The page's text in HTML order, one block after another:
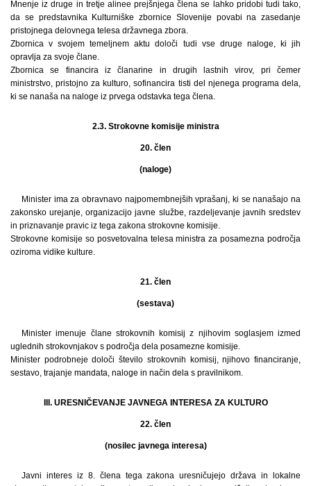
Mnenje iz druge in tretje alinee prejšnjega člena se lahko pridobi tudi tako,
da se predstavnika Kulturniške zbornice Slovenije povabi na zasedanje
pristojnega delovnega telesa državnega zbora.
Zbornica v svojem temeljnem aktu določi tudi vse druge naloge, ki jih
opravlja za svoje člane.
Zbornica se financira iz članarine in drugih lastnih virov, pri čemer
ministrstvo, pristojno za kulturo, sofinancira tisti del njenega programa dela,
ki se nanaša na naloge iz prvega odstavka tega člena.
2.3. Strokovne komisije ministra
20. člen
(naloge)
Minister ima za obravnavo najpomembnejših vprašanj, ki se nanašajo na
zakonsko urejanje, organizacijo javne službe, razdeljevanje javnih sredstev
in priznavanje pravic iz tega zakona strokovne komisije.
Strokovne komisije so posvetovalna telesa ministra za posamezna področja
oziroma vidike kulture.
21. člen
(sestava)
Minister imenuje člane strokovnih komisij z njihovim soglasjem izmed
uglednih strokovnjakov s področja dela posamezne komisije.
Minister podrobneje določi število strokovnih komisij, njihovo financiranje,
sestavo, trajanje mandata, naloge in način dela s pravilnikom.
III. URESNIČEVANJE JAVNEGA INTERESA ZA KULTURO
22. člen
(nosilec javnega interesa)
Javni interes iz 8. člena tega zakona uresničujejo država in lokalne